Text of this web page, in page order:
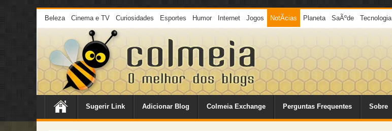
Beleza Cinema e TV Curiosidades Esportes Humor Internet Jogos NotÃ­cias Planeta SaÃºde Tecnologia
Sugerir Link Adicionar Blog Colmeia Exchange Perguntas Frequentes Sobre